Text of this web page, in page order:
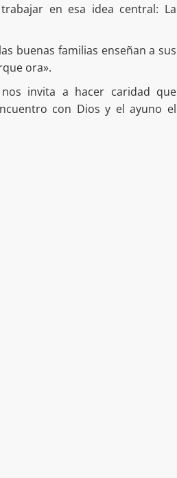
en esa idea central: La
buenas familias enseñan a sus
ora».
invita a hacer caridad que
con Dios y el ayuno el